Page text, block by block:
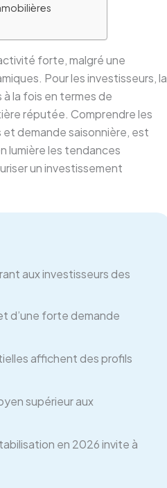
forte, malgré une
Pour les investisseurs, la
la fois en termes de
réputée. Comprendre les
demande saisonnière, est
lumière les tendances
un investissement
aux investisseurs des
d’une forte demande
affichent des profils
supérieur aux
en 2026 invite à